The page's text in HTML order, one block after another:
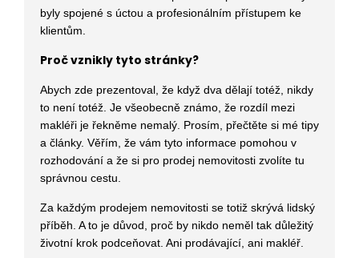
byly spojené s úctou a profesionálním přístupem ke
klientům.
Proč vznikly tyto stránky?
Abych zde prezentoval, že když dva dělají totéž, nikdy
to není totéž. Je všeobecně známo, že rozdíl mezi
makléři je řekněme nemalý. Prosím, přečtěte si mé tipy
a články. Věřím, že vám tyto informace pomohou v
rozhodování a že si pro prodej nemovitosti zvolíte tu
správnou cestu.
Za každým prodejem nemovitosti se totiž skrývá lidský
příběh. A to je důvod, proč by nikdo neměl tak důležitý
životní krok podceňovat. Ani prodávající, ani makléř.